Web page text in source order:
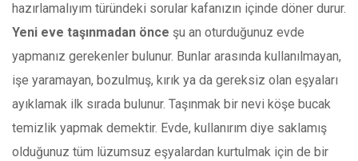
hazırlamalıyım türündeki sorular kafanızın içinde döner durur.
Yeni eve taşınmadan önce şu an oturduğunuz evde
yapmanız gerekenler bulunur. Bunlar arasında kullanılmayan,
işe yaramayan, bozulmuş, kırık ya da gereksiz olan eşyaları
ayıklamak ilk sırada bulunur. Taşınmak bir nevi köşe bucak
temizlik yapmak demektir. Evde, kullanırım diye saklamış
olduğunuz tüm lüzumsuz eşyalardan kurtulmak için de bir